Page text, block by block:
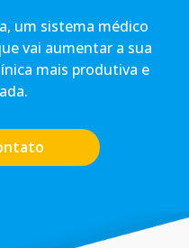
um sistema médico
vai aumentar a sua
mais produtiva e